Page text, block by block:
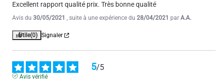
Excellent rapport qualité prix. Très bonne qualité
Avis du 30/05/2021 , suite à une expérience du 28/04/2021 par A.A.
Utile(0) Signaler
5/5
Avis vérifié